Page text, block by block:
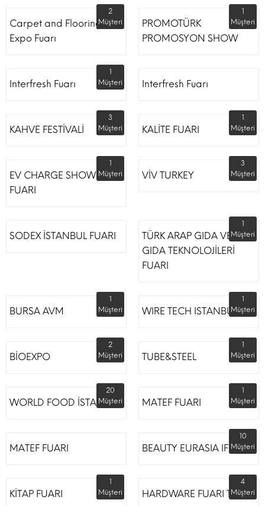
Carpet and Flooring
Expo Fuarı
2
Müşteri
PROMOTÜRK
PROMOSYON SHOW
1
Müşteri
Interfresh Fuarı
1
Müşteri
Interfresh Fuarı
KAHVE FESTİVALİ
3
Müşteri
KALİTE FUARI
1
Müşteri
EV CHARGE SHOW
FUARI
1
Müşteri
VİV TURKEY
3
Müşteri
SODEX İSTANBUL FUARI
TÜRK ARAP GIDA VE
GIDA TEKNOLOJİLERİ
FUARI
1
Müşteri
BURSA AVM
1
Müşteri
WIRE TECH ISTANBUL
1
Müşteri
BİOEXPO
2
Müşteri
TUBE&STEEL
1
Müşteri
WORLD FOOD İSTANBUL
20
Müşteri
MATEF FUARI
1
Müşteri
MATEF FUARI BEAUTY EURASIA IFM
10
Müşteri
KİTAP FUARI
1
Müşteri
HARDWARE FUARI TÜYAP
4
Müşteri